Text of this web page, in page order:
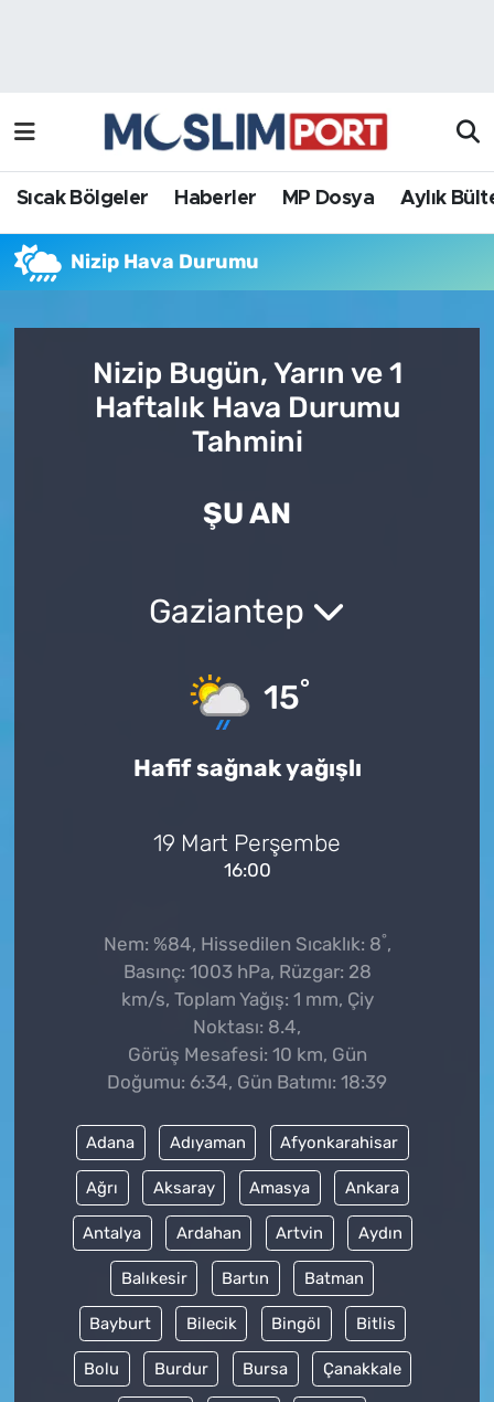
Sıcak Bölgeler Haberler MP Dosya Aylık
Nizip Hava Durumu
Nizip Bugün, Yarın ve 1
Haftalık Hava Durumu
Tahmini
ŞU AN
Gaziantep
15°
Hafif sağnak yağışlı
19 Mart Perşembe
16:00
Nem: %84, Hissedilen Sıcaklık: 8°,
Basınç: 1003 hPa, Rüzgar: 28
km/s, Toplam Yağış: 1 mm, Çiy
Noktası: 8.4,
Görüş Mesafesi: 10 km, Gün
Doğumu: 6:34, Gün Batımı: 18:39
Adana Adıyaman Afyonkarahisar
Ağrı Aksaray Amasya Ankara
Antalya Ardahan Artvin Aydın
Balıkesir Bartın Batman
Bayburt Bilecik Bingöl Bitlis
Bolu Burdur Bursa Çanakkale
Haberler
MP Dosya
Röportaj Haber
Aylık Bülten